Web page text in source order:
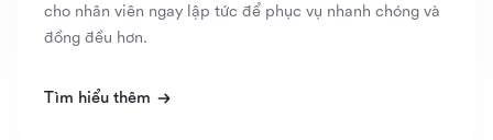
cho nhân viên ngay lập tức để phục vụ nhanh chóng và
đồng đều hơn.
Tìm hiểu thêm